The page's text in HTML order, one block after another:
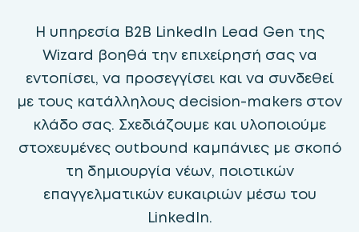
Η υπηρεσία B2B LinkedIn Lead Gen της
Wizard βοηθά την επιχείρησή σας να
εντοπίσει, να προσεγγίσει και να συνδεθεί
με τους κατάλληλους decision-makers στον
κλάδο σας. Σχεδιάζουμε και υλοποιούμε
στοχευμένες outbound καμπάνιες με σκοπό
τη δημιουργία νέων, ποιοτικών
επαγγελματικών ευκαιριών μέσω του
LinkedIn.